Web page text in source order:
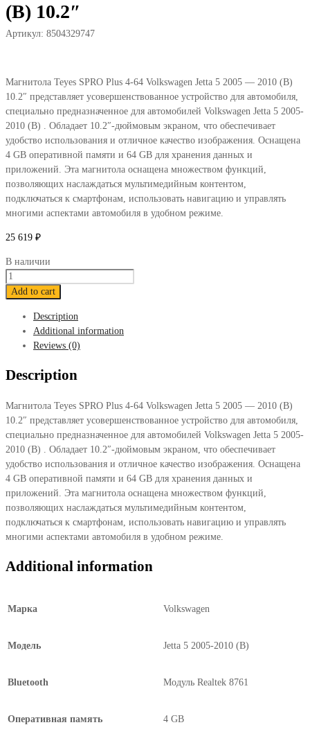
(B) 10.2″
Артикул: 8504329747
Магнитола Teyes SPRO Plus 4-64 Volkswagen Jetta 5 2005 — 2010 (B)
10.2″ представляет усовершенствованное устройство для автомобиля,
специально предназначенное для автомобилей Volkswagen Jetta 5 2005-
2010 (B) . Обладает 10.2″-дюймовым экраном, что обеспечивает
удобство использования и отличное качество изображения. Оснащена
4 GB оперативной памяти и 64 GB для хранения данных и
приложений. Эта магнитола оснащена множеством функций,
позволяющих наслаждаться мультимедийным контентом,
подключаться к смартфонам, использовать навигацию и управлять
многими аспектами автомобиля в удобном режиме.
25 619 ₽
В наличии
Магнитола
Teyes
Jetta
2005
—
2010
(B)
10.2"
quantity
Add to cart
Description
Additional information
Reviews (0)
Description
Магнитола Teyes SPRO Plus 4-64 Volkswagen Jetta 5 2005 — 2010 (B)
10.2″ представляет усовершенствованное устройство для автомобиля,
специально предназначенное для автомобилей Volkswagen Jetta 5 2005-
2010 (B) . Обладает 10.2″-дюймовым экраном, что обеспечивает
удобство использования и отличное качество изображения. Оснащена
4 GB оперативной памяти и 64 GB для хранения данных и
приложений. Эта магнитола оснащена множеством функций,
позволяющих наслаждаться мультимедийным контентом,
подключаться к смартфонам, использовать навигацию и управлять
многими аспектами автомобиля в удобном режиме.
Additional information
Марка Volkswagen
Модель Jetta 5 2005-2010 (B)
Bluetooth Модуль Realtek 8761
Оперативная память 4 GB